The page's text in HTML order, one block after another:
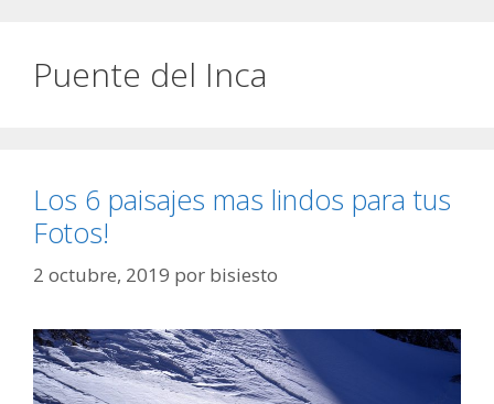
Puente del Inca
Los 6 paisajes mas lindos para tus
Fotos!
2 octubre, 2019 por bisiesto